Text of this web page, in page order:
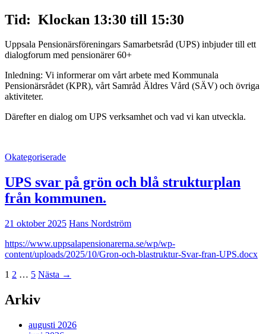
Tid: Klockan 13:30 till 15:30
Uppsala Pensionärsföreningars Samarbetsråd (UPS) inbjuder till ett
dialogforum med pensionärer 60+
Inledning: Vi informerar om vårt arbete med Kommunala
Pensionärsrådet (KPR), vårt Samråd Äldres Vård (SÄV) och övriga
aktiviteter.
Därefter en dialog om UPS verksamhet och vad vi kan utveckla.
Okategoriserade
UPS svar på grön och blå strukturplan
från kommunen.
21 oktober 2025 Hans Nordström
https://www.uppsalapensionarerna.se/wp/wp-
content/uploads/2025/10/Gron-och-blastruktur-Svar-fran-UPS.docx
Inläggsnavigering
1 2 … 5 Nästa →
Arkiv
augusti 2026